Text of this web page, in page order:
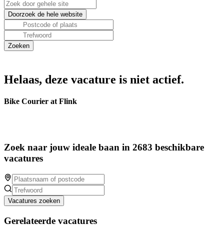
Helaas, deze vacature is niet actief.
Bike Courier at Flink
Zoek naar jouw ideale baan in 2683 beschikbare
vacatures
Vacatures zoeken
Gerelateerde vacatures